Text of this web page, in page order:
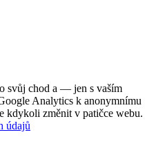
svůj chod a — jen s vaším
Analytics k anonymnímu
kdykoli změnit v patičce webu.
údajů